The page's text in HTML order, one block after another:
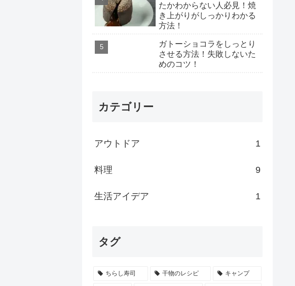
たかわからない人必見！焼
き上がりがしっかりわかる
方法！
ガトーショコラをしっとり
させる方法！失敗しないた
めのコツ！
カテゴリー
アウトドア 1
料理 9
生活アイデア 1
タグ
ちらし寿司 干物のレシピ キャンプ